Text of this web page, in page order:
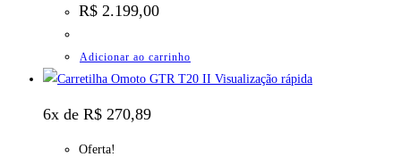
R$ 2.199,00
Adicionar ao carrinho
Visualização rápida
6x de R$ 270,89
Oferta!